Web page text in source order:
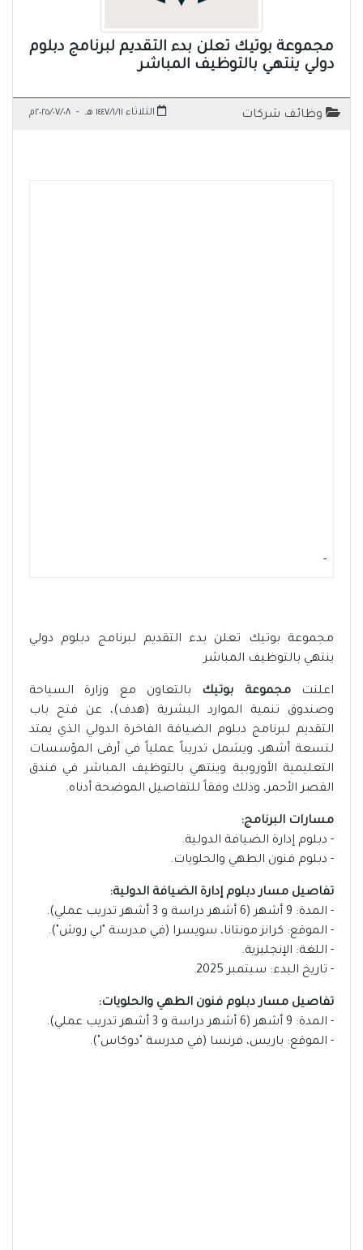
مجموعة بوتيك تعلن بدء التقديم لبرنامج دبلوم
دولي ينتهي بالتوظيف المباشر
وظائف شركات الثلاثاء ١٤٤٧/١/١١ هـ - ٢٠٢٥/٠٧/٠٨م
-
مجموعة بوتيك تعلن بدء التقديم لبرنامج دبلوم دولي
ينتهي بالتوظيف المباشر
اعلنتمجموعة بوتيك
بالتعاون مع وزارة السياحة
وصندوق تنمية الموارد البشرية (هدف)، عن فتح باب
التقديم لبرنامج دبلوم الضيافة الفاخرة الدولي الذي يمتد
لتسعة أشهر، ويشمل تدريباً عملياً في أرقى المؤسسات
التعليمية الأوروبية وينتهي بالتوظيف المباشر في فندق
القصر الأحمر، وذلك وفقاً للتفاصيل الموضحة أدناه.
مسارات البرنامج:
- دبلوم إدارة الضيافة الدولية.
- دبلوم فنون الطهي والحلويات.
تفاصيل مسار دبلوم إدارة الضيافة الدولية:
- المدة: 9 أشهر (6 أشهر دراسة و 3 أشهر تدريب عملي).
- الموقع: كرانز مونتانا، سويسرا (في مدرسة "لي روش").
- اللغة: الإنجليزية.
- تاريخ البدء: سبتمبر 2025.
تفاصيل مسار دبلوم فنون الطهي والحلويات:
- المدة: 9 أشهر (6 أشهر دراسة و 3 أشهر تدريب عملي).
- الموقع: باريس، فرنسا (في مدرسة "دوكاس").